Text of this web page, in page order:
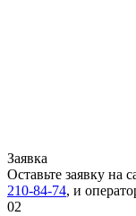
Заявка
Оставьте заявку на
210-84-74, и
02